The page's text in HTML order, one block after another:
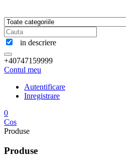
in descriere
+40747159999
Contul meu
Autentificare
Inregistrare
0
Cos
Produse
Produse